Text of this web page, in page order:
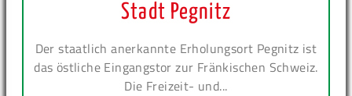
Stadt Pegnitz
Der staatlich anerkannte Erholungsort Pegnitz ist
das östliche Eingangstor zur Fränkischen Schweiz.
Die Freizeit- und...